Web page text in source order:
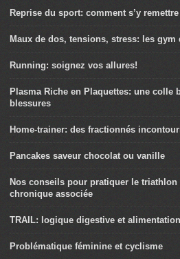
Reprise du sport: comment s’y
Maux de dos, tensions, stress: les gym
Running: soignez vos allures!
Plasma Riche en Plaquettes: une colle
blessures
Home-trainer: des fractionnés
Pancakes saveur chocolat ou vanille
Nos conseils pour pratiquer le
chronique associée
TRAIL: logique digestive et alimentation
Problématique féminine et cyclisme